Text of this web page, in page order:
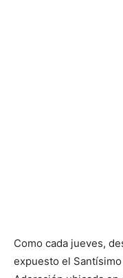
Como cada jueves,
expuesto el